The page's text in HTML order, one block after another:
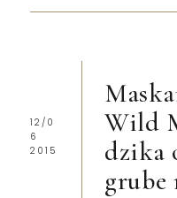
12/0
6
2015
Wild
dzika
grube